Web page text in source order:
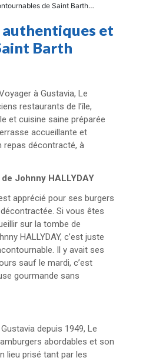
de Saint Barth…
et
Barth
à Gustavia, Le
restaurants de l’île,
et cuisine saine préparée
accueillante et
repas décontracté, à
Johnny HALLYDAY
apprécié pour ses burgers
Si vous êtes
sur la tombe de
HALLYDAY, c’est juste
Il y avait ses
sauf le mardi, c’est
gourmande sans
depuis 1949, Le
abordables et son
lieu prisé tant par les